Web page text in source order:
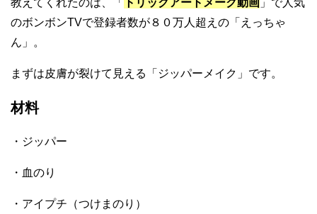
教えてくれたのは、「 トリックアートメーク動画 」で人気
のボンボンTVで登録者数が８０万人超えの「えっちゃ
ん」。
まずは皮膚が裂けて見える「ジッパーメイク」です。
材料
・ジッパー
・血のり
・アイプチ（つけまのり）